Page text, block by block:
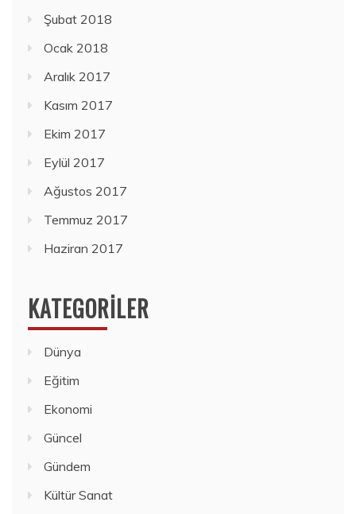
Şubat 2018
Ocak 2018
Aralık 2017
Kasım 2017
Ekim 2017
Eylül 2017
Ağustos 2017
Temmuz 2017
Haziran 2017
KATEGORILER
Dünya
Eğitim
Ekonomi
Güncel
Gündem
Kültür Sanat